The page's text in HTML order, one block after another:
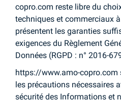
copro.com reste libre du
techniques et commerciaux
présentent les garanties
exigences du Règlement
Données (RGPD : n° 2016-
https://www.amo-copro.com
les précautions nécessaires
sécurité des Informations et